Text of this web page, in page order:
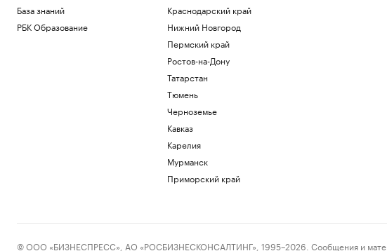
База знаний
РБК Образование
Краснодарский край
Нижний Новгород
Пермский край
Ростов-на-Дону
Татарстан
Тюмень
Черноземье
Кавказ
Карелия
Мурманск
Приморский край
© ООО «БИЗНЕСПРЕСС», АО «РОСБИЗНЕСКОНСАЛТИНГ», 1995–2026. Сообщения и